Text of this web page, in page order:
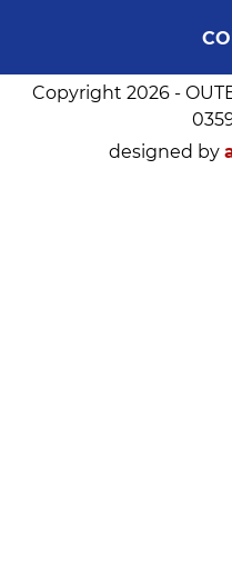
Copyright 2026 -
designed by